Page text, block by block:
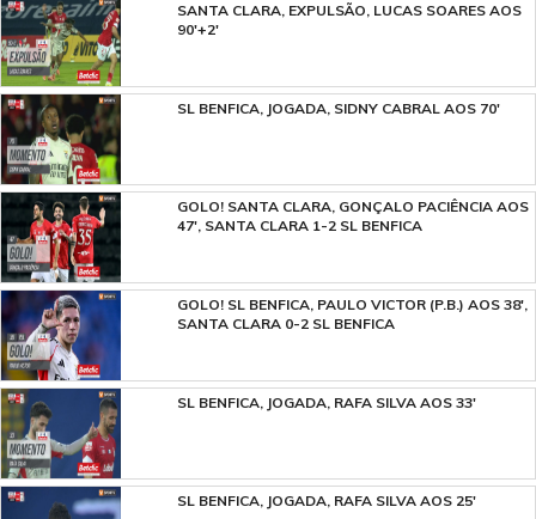
SANTA CLARA, EXPULSÃO, LUCAS SOARES AOS
90'+2'
SL BENFICA, JOGADA, SIDNY CABRAL AOS 70'
GOLO! SANTA CLARA, GONÇALO PACIÊNCIA AOS
47', SANTA CLARA 1-2 SL BENFICA
GOLO! SL BENFICA, PAULO VICTOR (P.B.) AOS 38',
SANTA CLARA 0-2 SL BENFICA
SL BENFICA, JOGADA, RAFA SILVA AOS 33'
SL BENFICA, JOGADA, RAFA SILVA AOS 25'